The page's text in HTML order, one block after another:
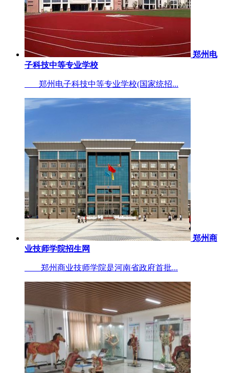
郑州电
子科技中等专业学校
郑州电子科技中等专业学校(国家统招...
郑州商
业技师学院招生网
郑州商业技师学院是河南省政府首批...